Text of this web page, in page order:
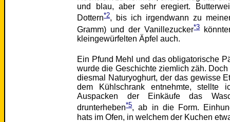
und blau, aber sehr eregiert.
Dottern*2, bis ich irgendwann zu
Gramm) und der Vanillezucker*3
kleingewürfelten Äpfel auch.
Ein Pfund Mehl und das obligatorische
wurde die Geschichte ziemlich zäh.
diesmal Naturyoghurt, der das gewisse
dem Kühlschrank entnehmte,
Auspacken der Einkäufe das
drunterheben*5, ab in die Form.
hats im Ofen, in welchem der Kuchen